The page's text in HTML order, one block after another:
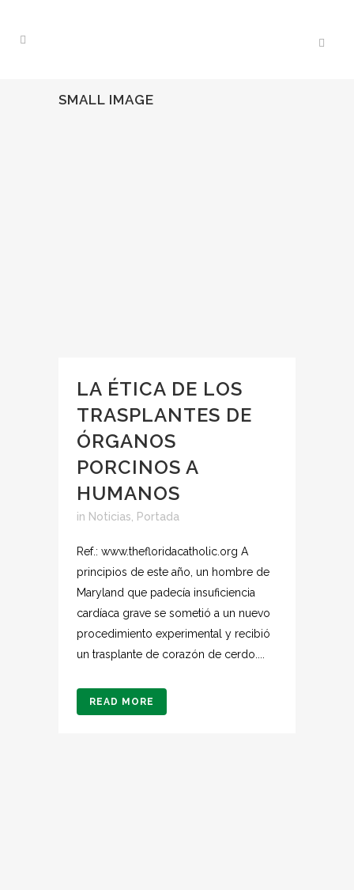
SMALL IMAGE
LA ÉTICA DE LOS
TRASPLANTES DE
ÓRGANOS
PORCINOS A
HUMANOS
in Noticias Portada
Ref.: www.thefloridacatholic.org A
principios de este año, un hombre de
Maryland que padecía insuficiencia
cardíaca grave se sometió a un nuevo
procedimiento experimental y recibió
un trasplante de corazón de cerdo....
READ MORE